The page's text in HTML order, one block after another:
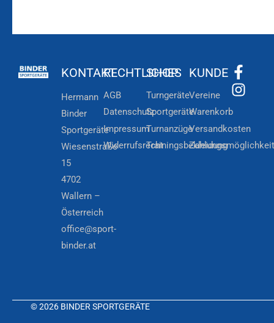
KONTAKT
Hermann
Binder
Sportgeräte
Wiesenstraße
15
4702
Wallern –
Österreich
office@sport-
binder.at
RECHTLICHES
AGB
Datenschutz
Impressum
Widerrufsrecht
SHOP
Turngeräte
Sportgeräte
Turnanzüge
Trainingsbekleidung
KUNDE
Vereine
Warenkorb
Versandkosten
© 2026 BINDER SPORTGERÄTE